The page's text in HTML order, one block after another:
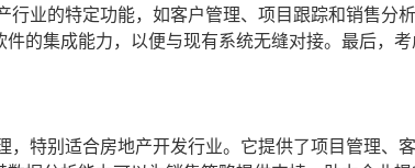
业的特定功能，如客户管理、项目跟踪和销售分
的集成能力，以便与现有系统无缝对接。最后，
特别适合房地产开发行业。它提供了项目管理、